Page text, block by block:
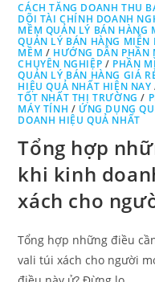
CÁCH TĂNG DOANH THU
DÕI TÀI CHÍNH DOANH
MỀM QUẢN LÝ BÁN HÀNG
QUẢN LÝ BÁN HÀNG MIỄN
MỀM / HƯỚNG DẪN PHẦN
CHUYÊN NGHIỆP / PHẦN
QUẢN LÝ BÁN HÀNG GIÁ
HIỆU QUẢ NHẤT HIỆN NAY
TỐT NHẤT THỊ TRƯỜNG /
MÁY TÍNH / ỨNG DỤNG
DOANH HIỆU QUẢ NHẤT
Tổng hợp
khi kinh
xách cho
Tổng hợp những điều
vali túi xách cho người